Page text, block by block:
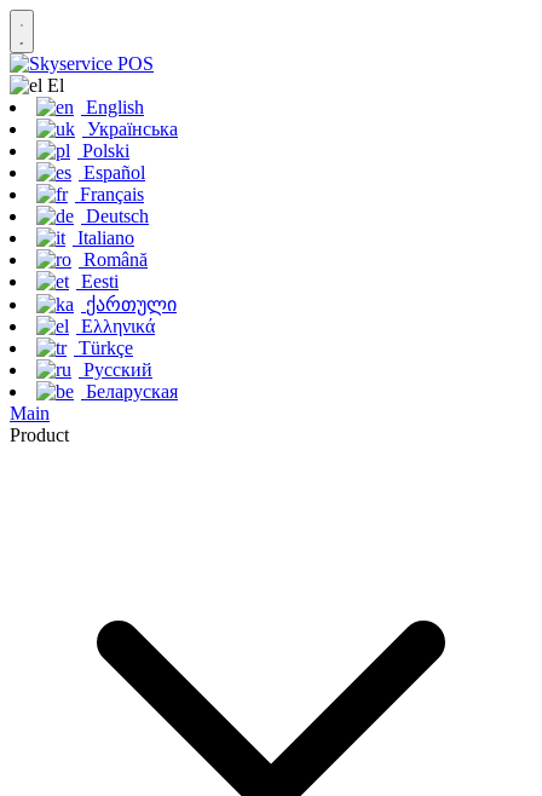
Εl
English
Українська
Polski
Español
Français
Deutsch
Italiano
Română
Eesti
ქართული
Ελληνικά
Türkçe
Русский
Беларуская
Main
Product